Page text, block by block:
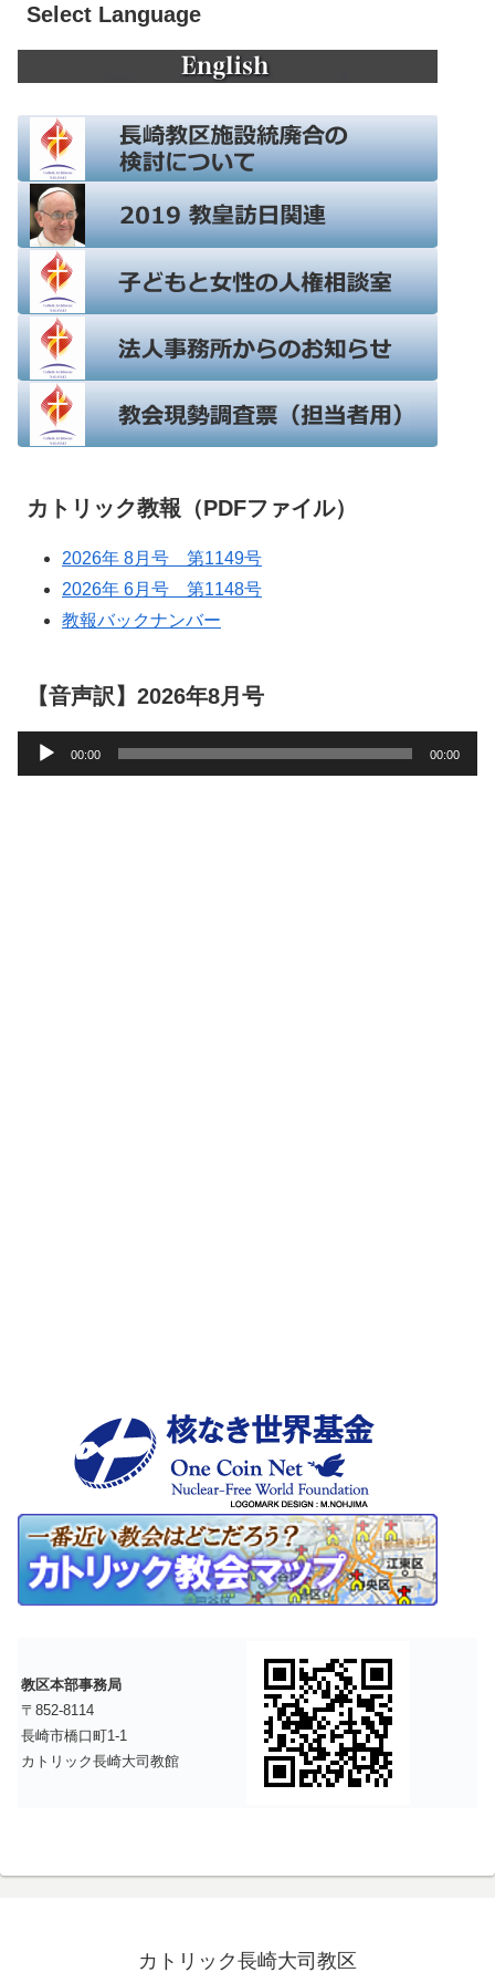
Select Language
カトリック教報（PDFファイル）
2026年 8月号 第1149号
2026年 6月号 第1148号
教報バックナンバー
【音声訳】2026年8月号
声
00:00 00:00
教区本部事務局
〒852-8114
長崎市橋口町1-1
カトリック長崎大司教館
カトリック長崎大司教区